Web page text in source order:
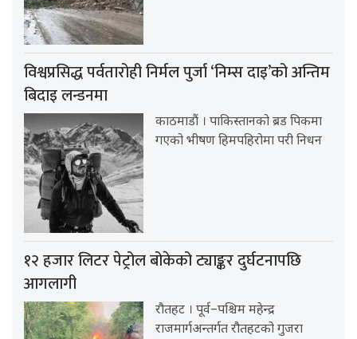
विश्वप्रसिद्ध पर्वतारोही निर्मल पुर्जा ‘निम्स दाइ’को अन्तिम
बिदाइ लन्डनमा
काठमाडौं । पाकिस्तानको ब्रड पिकमा
गएको भीषण हिमपहिरोमा परी निधन
१२ हजार लिटर पेट्रोल बोकेको ट्याङ्कर दुर्घटनापछि
आगलागी
रौतहट । पूर्व–पश्चिम महेन्द्र
राजमार्गअन्तर्गत रौतहटको गुजरा